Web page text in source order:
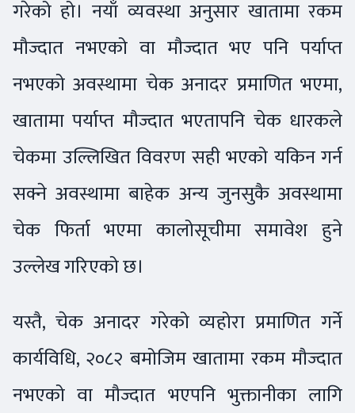
गरेको हो। नयाँ व्यवस्था अनुसार खातामा रकम
मौज्दात नभएको वा मौज्दात भए पनि पर्याप्त
नभएको अवस्थामा चेक अनादर प्रमाणित भएमा,
खातामा पर्याप्त मौज्दात भएतापनि चेक धारकले
चेकमा उल्लिखित विवरण सही भएको यकिन गर्न
सक्ने अवस्थामा बाहेक अन्य जुनसुकै अवस्थामा
चेक फिर्ता भएमा कालोसूचीमा समावेश हुने
उल्लेख गरिएको छ।
यस्तै, चेक अनादर गरेको व्यहोरा प्रमाणित गर्ने
कार्यविधि, २०८२ बमोजिम खातामा रकम मौज्दात
नभएको वा मौज्दात भएपनि भुक्तानीका लागि